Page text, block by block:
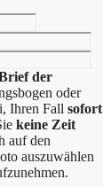
der
oder
Ihren Fall sofort
keine Zeit
auf den
auszuwählen